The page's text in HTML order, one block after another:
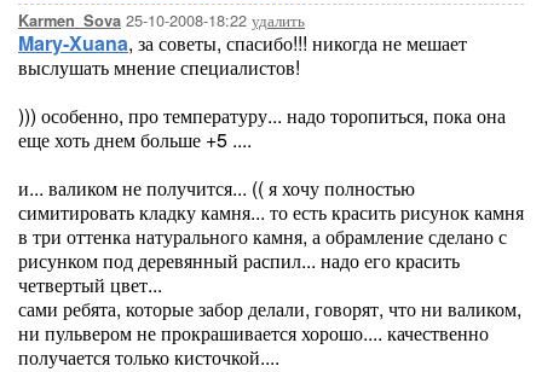
Karmen_Sova 25-10-2008-18:22 удалить
Mary-Xuana, за советы, спасибо!!! никогда не мешает
выслушать мнение специалистов!
))) особенно, про температуру... надо торопиться, пока она
еще хоть днем больше +5 ....
и... валиком не получится... (( я хочу полностью
симитировать кладку камня... то есть красить рисунок камня
в три оттенка натурального камня, а обрамление сделано с
рисунком под деревянный распил... надо его красить
четвертый цвет...
сами ребята, которые забор делали, говорят, что ни валиком,
ни пульвером не прокрашивается хорошо.... качественно
получается только кисточкой....